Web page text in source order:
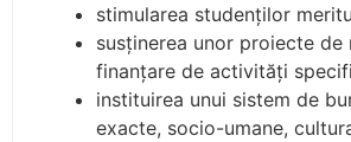
stimularea studenţilor
susţinerea unor proiecte
finanţare de activităţi
instituirea unui sistem de
exacte, socio-umane,